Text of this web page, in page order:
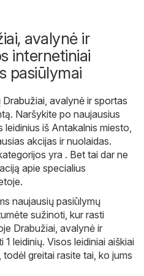
avalynė ir
internetiniai
pasiūlymai
Drabužiai, avalynė ir sportas
Naršykite po naujausius
iš Antakalnis miesto,
akcijas ir nuolaidas.
yra . Bet tai dar ne
apie specialius
naujausių pasiūlymų
sužinoti, kur rasti
Drabužiai, avalynė ir
leidinių. Visos leidiniai aiškiai
greitai rasite tai, ko jums